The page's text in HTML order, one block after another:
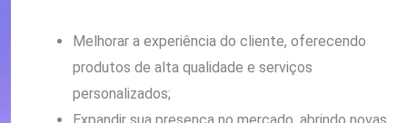
Melhorar a experiência do cliente, oferecendo
produtos de alta qualidade e serviços
personalizados;